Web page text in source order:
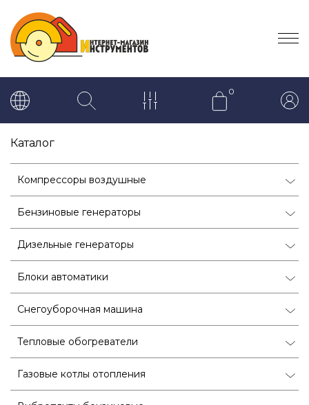
0
Каталог
Компрессоры воздушные
Бензиновые генераторы
Дизельные генераторы
Блоки автоматики
Снегоуборочная машина
Тепловые обогреватели
Газовые котлы отопления